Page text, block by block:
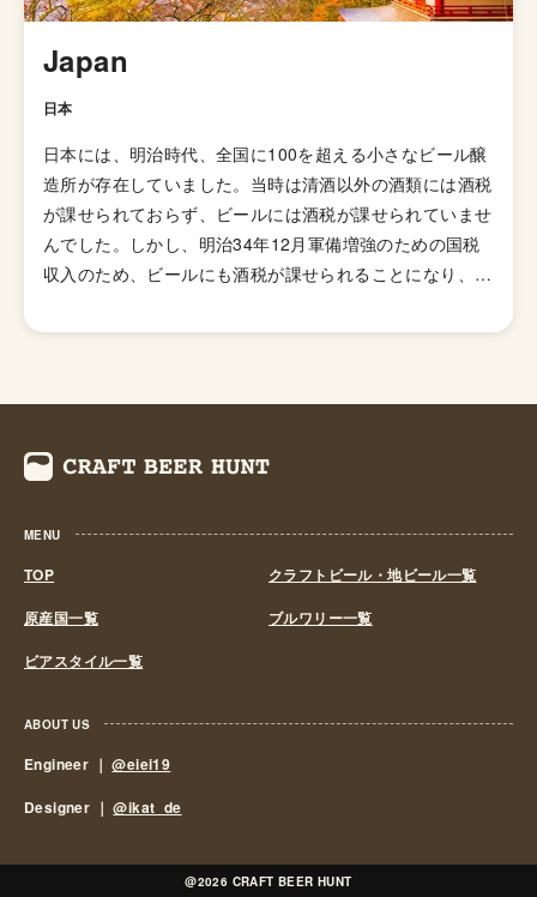
Japan
日本
日本には、明治時代、全国に100を超える小さなビール醸
造所が存在していました。当時は清酒以外の酒類には酒税
が課せられておらず、ビールには酒税が課せられていませ
んでした。しかし、明治34年12月軍備増強のための国税
収入のため、ビールにも酒税が課せられることになり、資
を消していきました。これによりビール作りは戦後しばら
の年間2,000キロリッターから60キロリッターに引き下げ
られたことで転機がおとずれます。これにより、再び小規
が誕生する流れができました。ちなみ、地ビール製造免許
第1号は新潟県のエチゴビールと北海道のオホーツクビー
「オホーツクビール」が発売されました。 この経済政策
は功を奏し、日本中に続々と地ビール製造業社が生まれ、
造所が全国各地に誕生しました。しかし、ただブームだけ
に乗って参入したきた業社は、ビールの品質が低かった
経営は長続きせず徐々にその数を減らしていきました。
はじめます。それまでの醸造所/地ビールからブルワリー/
MENU
TOP
クラフトビール・地ビール一覧
原産国一覧
ブルワリー一覧
ビアスタイル一覧
ABOUT US
Engineer ｜@eiei19
Designer ｜@ikat_de
@2026 CRAFT BEER HUNT